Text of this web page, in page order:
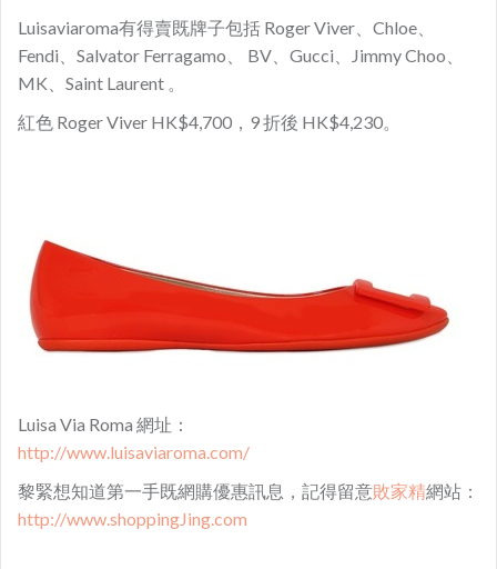
Luisaviaroma有得賣既牌子包括 Roger Viver、Chloe、
Fendi、Salvator Ferragamo、 BV、Gucci、Jimmy Choo、
MK、Saint Laurent 。
紅色 Roger Viver HK$4,700，9 折後 HK$4,230。
Luisa Via Roma 網址：
http://www.luisaviaroma.com/
黎緊想知道第一手既網購優惠訊息，記得留意敗家精網站：
http://www.shoppingJing.com